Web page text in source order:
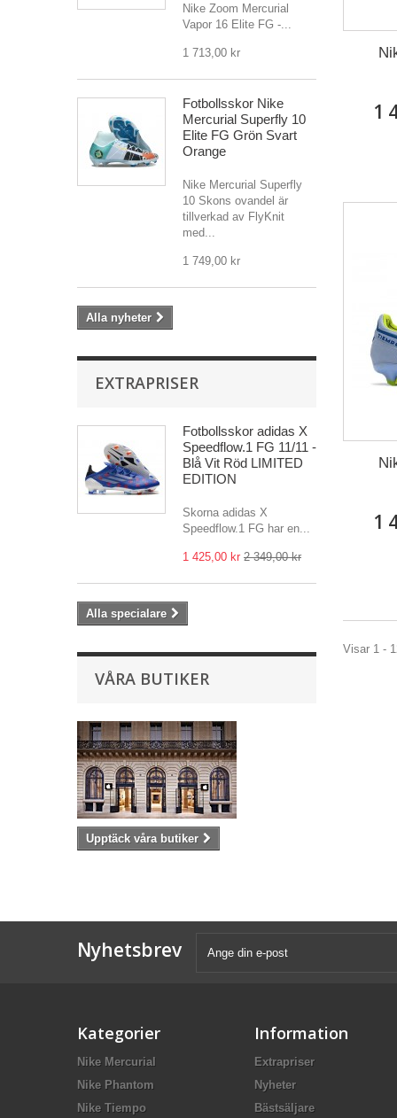
Nike Zoom Mercurial
Vapor 16 Elite FG -...
1 713,00 kr
Fotbollsskor Nike
Mercurial Superfly 10
Elite FG Grön Svart
Orange
Nike Mercurial Superfly
10 Skons ovandel är
tillverkad av FlyKnit
med...
1 749,00 kr
Alla nyheter
EXTRAPRISER
Fotbollsskor adidas X
Speedflow.1 FG 11/11 -
Blå Vit Röd LIMITED
EDITION
Skorna adidas X
Speedflow.1 FG har en...
1 425,00 kr 2 349,00 kr
Alla specialare
VÅRA BUTIKER
Upptäck våra butiker
1
1
Visar 1 -
Nyhetsbrev
Kategorier
Nike Mercurial
Nike Phantom
Nike Tiempo
Information
Extrapriser
Nyheter
Bästsäljare